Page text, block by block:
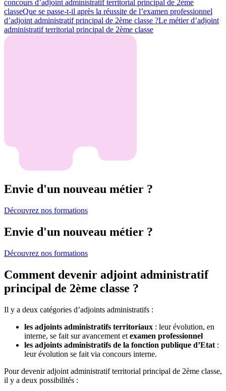
concours d’adjoint administratif territorial principal de 2ème
classeQue se passe-t-il après la réussite de l’examen professionnel
d’adjoint administratif principal de 2ème classe ?Le métier d’adjoint
administratif territorial principal de 2ème classe
Envie d'un nouveau métier ?
Découvrez nos formations
Envie d'un nouveau métier ?
Découvrez nos formations
Comment devenir adjoint administratif
principal de 2ème classe ?
Il y a deux catégories d’adjoints administratifs :
les adjoints administratifs territoriaux : leur évolution, en
interne, se fait sur avancement et examen professionnel
les adjoints administratifs de la fonction publique d’Etat :
leur évolution se fait via concours interne.
Pour devenir adjoint administratif territorial principal de 2ème classe,
il y a deux possibilités :